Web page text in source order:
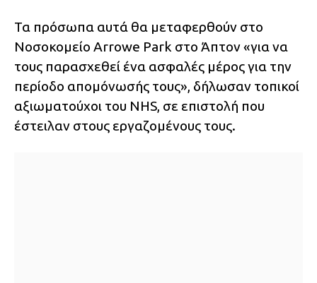
Τα πρόσωπα αυτά θα μεταφερθούν στο
Νοσοκομείο Arrowe Park στο Άπτον «για να
τους παρασχεθεί ένα ασφαλές μέρος για την
περίοδο απομόνωσής τους», δήλωσαν τοπικοί
αξιωματούχοι του NHS, σε επιστολή που
έστειλαν στους εργαζομένους τους.